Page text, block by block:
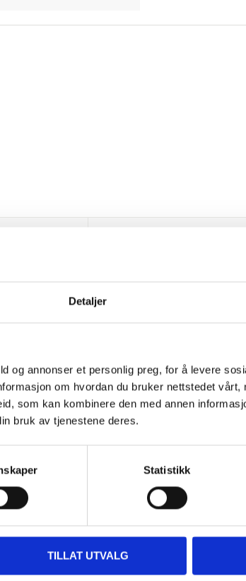
Detaljer
og annonser et personlig preg, for å levere
om hvordan du bruker nettstedet vårt,
som kan kombinere den med annen
bruk av tjenestene deres.
Statistikk
TILLAT UTVALG
customers also bought